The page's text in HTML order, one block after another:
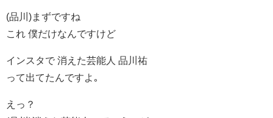
(品川)まずですね
これ 僕だけなんですけど
インスタで 消えた芸能人 品川祐
って出てたんですよ｡
えっ？